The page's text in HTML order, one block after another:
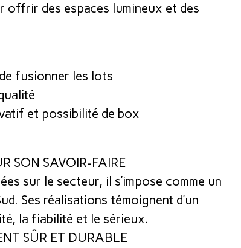
offrir des espaces lumineux et des
fusionner les lots
et possibilité de box
SON SAVOIR-FAIRE
sur le secteur, il s’impose comme un
Ses réalisations témoignent d’un
la fiabilité et le sérieux.
SÛR ET DURABLE